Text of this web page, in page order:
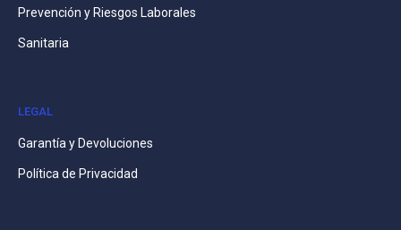
Prevención y Riesgos Laborales
Sanitaria
LEGAL
Garantía y Devoluciones
Política de Privacidad